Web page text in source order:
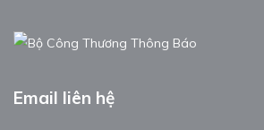
Email liên hệ